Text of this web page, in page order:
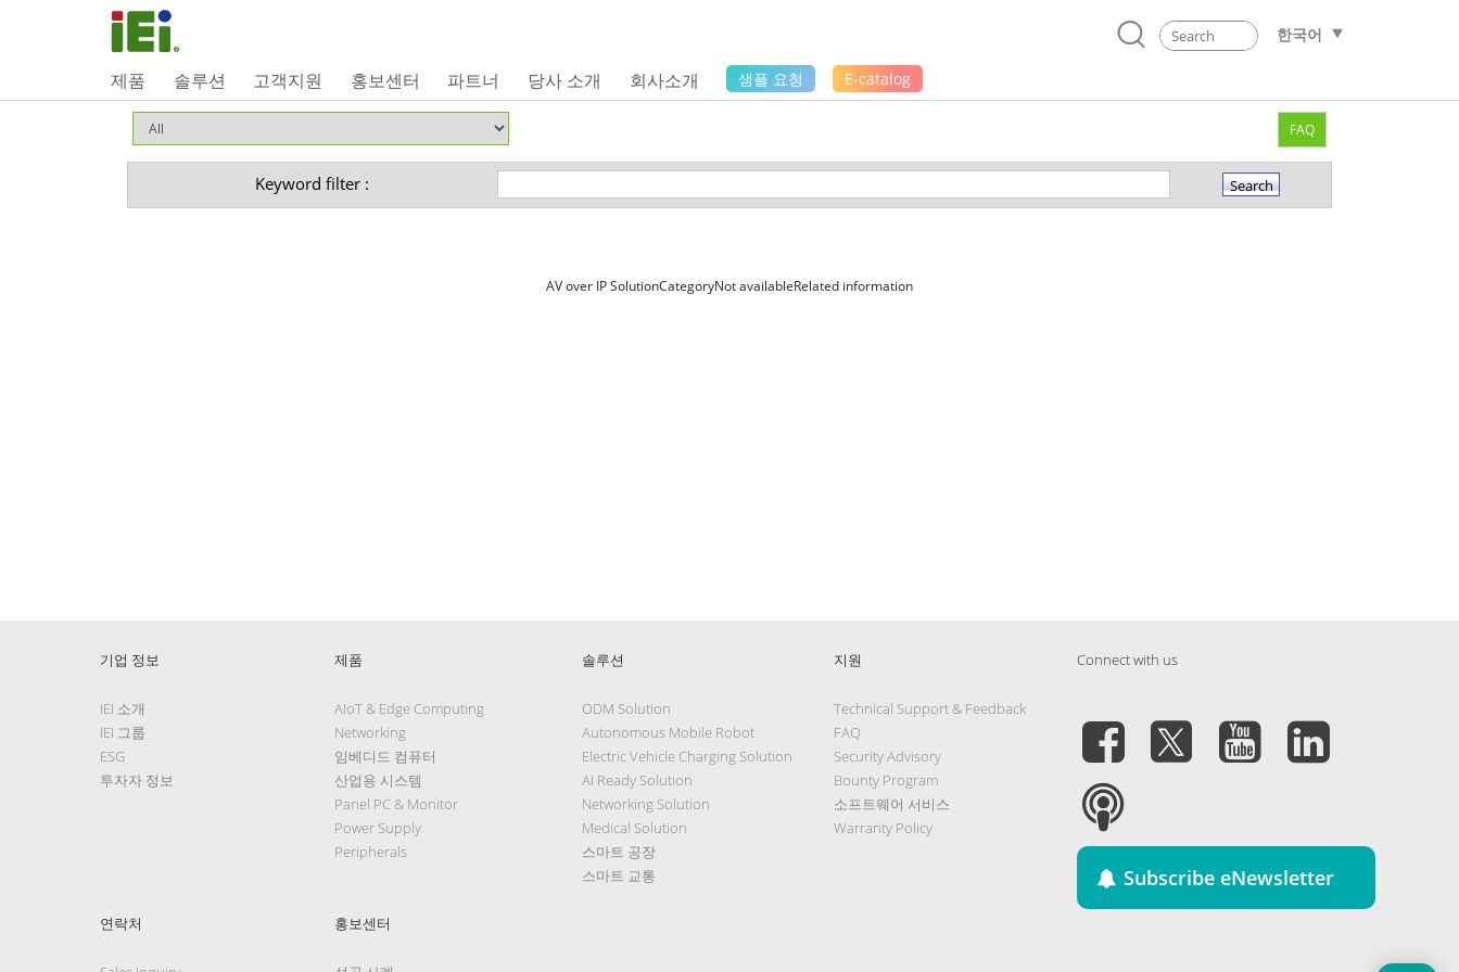
한국어
제품 솔루션 고객지원 홍보센터 파트너 당사 소개 회사소개 샘플 요청 E-catalog
FAQ
Keyword filter :
AV over IP SolutionCategoryNot availableRelated information
기업 정보
IEI 소개
IEI 그룹
ESG
투자자 정보
제품
AIoT & Edge Computing
Networking
임베디드 컴퓨터
산업용 시스템
Panel PC & Monitor
Power Supply
Peripherals
솔루션
ODM Solution
Autonomous Mobile Robot
Electric Vehicle Charging Solution
AI Ready Solution
Networking Solution
Medical Solution
스마트 공장
스마트 교통
지원
Technical Support & Feedback
FAQ
Security Advisory
Bounty Program
소프트웨어 서비스
Warranty Policy
연락처 홍보센터
Connect with us
Subscribe eNewsletter